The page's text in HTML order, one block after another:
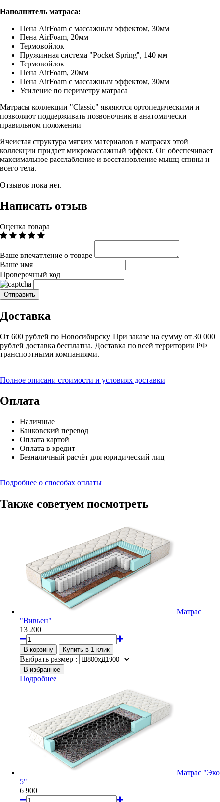
Наполнитель матраса:
Пена AirFoam с массажным эффектом, 30мм
Пена AirFoam, 20мм
Термовойлок
Пружинная система "Pocket Spring", 140 мм
Термовойлок
Пена AirFoam, 20мм
Пена AirFoam с массажным эффектом, 30мм
Усиление по периметру матраса
Матрасы коллекции "Classic" являются ортопедическими и
позволяют поддерживать позвоночник в анатомически
правильном положении.
Ячеистая структура мягких материалов в матрасах этой
коллекции придает микромассажный эффект. Он обеспечивает
максимальное расслабление и восстановление мышц спины и
всего тела.
Отзывов пока нет.
Написать отзыв
Оценка товара
Ваше впечатление о товаре
Ваше имя
Проверочный код
Доставка
От 600 рублей по Новосибирску. При заказе на сумму от 30 000
рублей доставка бесплатна. Доставка по всей территории РФ
транспортными компаниями.
Полное описани стоимости и условиях доставки
Оплата
Наличные
Банковский перевод
Оплата картой
Оплата в кредит
Безналичный расчёт для юридический лиц
Подробнее о способах оплаты
Также советуем посмотреть
Матрас
"Вивьен"
13 200
Выбрать размер :
Подробнее
Матрас "Эко
5"
6 900